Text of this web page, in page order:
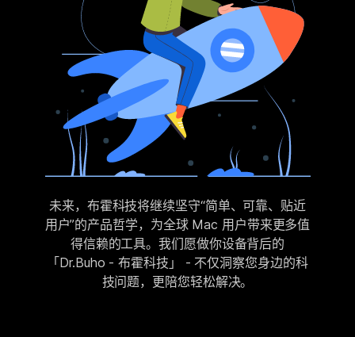
未来，布霍科技将继续坚守“简单、可靠、贴近
用户”的产品哲学，为全球 Mac 用户带来更多值
得信赖的工具。我们愿做你设备背后的
「Dr.Buho - 布霍科技」 - 不仅洞察您身边的科
技问题，更陪您轻松解决。